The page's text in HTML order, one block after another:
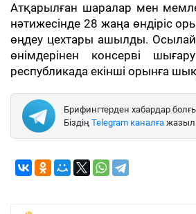
Атқарылған шаралар мен
нәтижесінде 28 жаңа өндіріс
өңдеу цехтары ашылды.
өнімдерінен консерві
республикада екінші орынға
Брифингтерден хабардар
Біздің Telegram каналға